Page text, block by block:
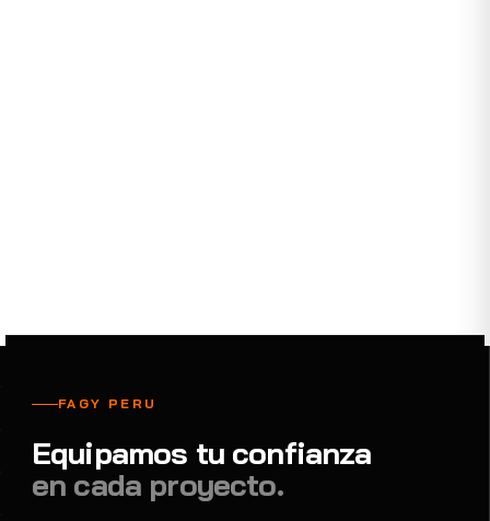
FAGY PERU
Equipamos tu confianza
en cada proyecto.